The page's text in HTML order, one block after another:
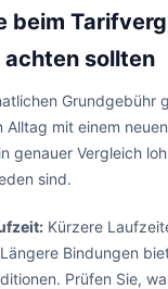
beim
sollten
Grundgebühr
Alltag mit einem
genauer Vergleich
sind.
Kürzere
Bindungen
Prüfen Sie,